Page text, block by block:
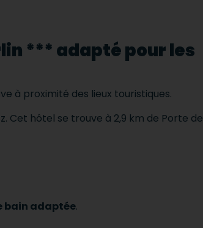
*** adapté pour les
à proximité des lieux touristiques.
Cet hôtel se trouve à 2,9 km de Porte de
bain adaptée.